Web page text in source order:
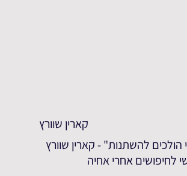
קארין שוורץ
הולכים להשתנות" - קארין שוורץ
לחיפושים אחרי אחיה